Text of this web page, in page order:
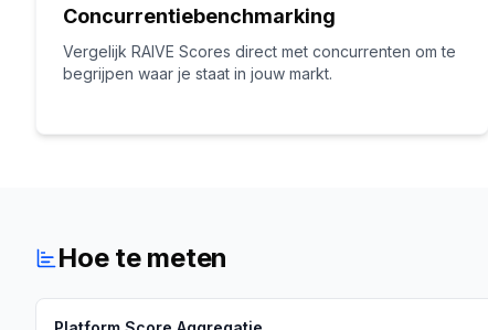
Concurrentiebenchmarking
Vergelijk RAIVE Scores direct met concurrenten om te
begrijpen waar je staat in jouw markt.
Hoe te meten